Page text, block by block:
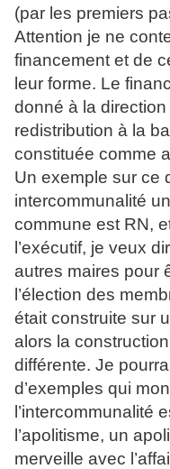
(par les premiers
Attention je ne
financement et de
leur forme. Le
donné à la
redistribution à la
constituée comme
Un exemple sur ce
intercommunalité
commune est RN,
l’exécutif, je veux
autres maires pour
l’élection des
était construite sur
alors la
différente. Je
d’exemples qui
l’intercommunalité
l’apolitisme, un
merveille avec